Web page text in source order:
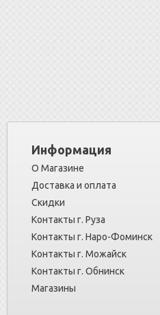
Информация
О Магазине
Доставка и оплата
Скидки
Контакты г. Руза
Контакты г. Наро-Фоминск
Контакты г. Можайск
Контакты г. Обнинск
Магазины